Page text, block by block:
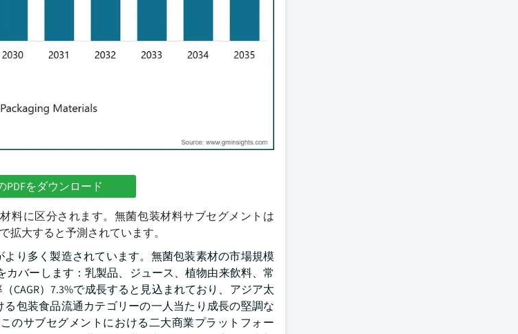
PDFをダウンロード
料に区分されます。無菌包装材料サブセグメントは
拡大すると予測されています。
り多く製造されています。無菌包装素材の市場規模
バーします：乳製品、ジュース、植物由来飲料、常
CAGR）7.3%で成長すると見込まれており、アジア太
包装食品流通カテゴリーの一人当たり成長の堅調な
のサブセグメントにおける二大商業プラットフォー